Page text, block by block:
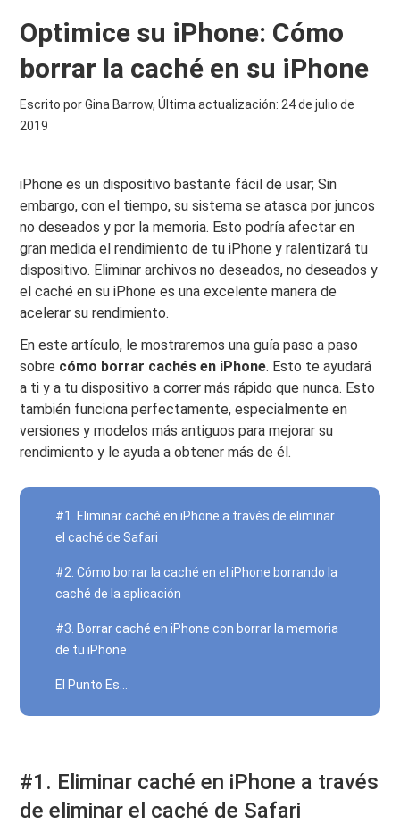
Optimice su iPhone: Cómo
borrar la caché en su iPhone
Escrito por Gina Barrow, Última actualización: 24 de julio de
2019
iPhone es un dispositivo bastante fácil de usar; Sin
embargo, con el tiempo, su sistema se atasca por juncos
no deseados y por la memoria. Esto podría afectar en
gran medida el rendimiento de tu iPhone y ralentizará tu
dispositivo. Eliminar archivos no deseados, no deseados y
el caché en su iPhone es una excelente manera de
acelerar su rendimiento.
En este artículo, le mostraremos una guía paso a paso
sobre cómo borrar cachés en iPhone. Esto te ayudará
a ti y a tu dispositivo a correr más rápido que nunca. Esto
también funciona perfectamente, especialmente en
versiones y modelos más antiguos para mejorar su
rendimiento y le ayuda a obtener más de él.
#1. Eliminar caché en iPhone a través de eliminar
el caché de Safari
#2. Cómo borrar la caché en el iPhone borrando la
caché de la aplicación
#3. Borrar caché en iPhone con borrar la memoria
de tu iPhone
El Punto Es...
#1. Eliminar caché en iPhone a través
de eliminar el caché de Safari